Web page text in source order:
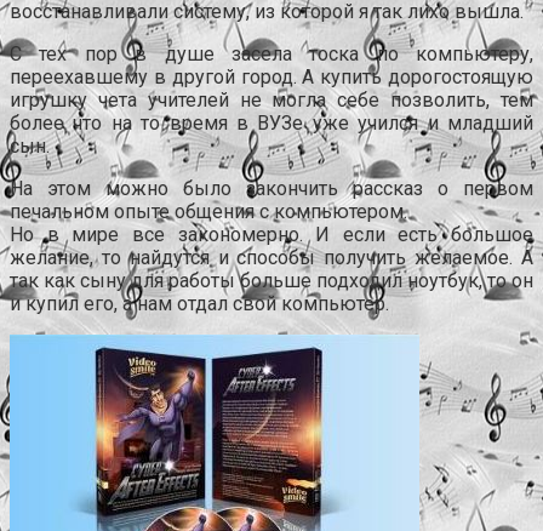
восстанавливали систему, из которой я так лихо вышла.
С тех пор в душе засела тоска по компьютеру,
переехавшему в другой город. А купить дорогостоящую
игрушку чета учителей не могла себе позволить, тем
более что на то время в ВУЗе уже учился и младший
сын.
На этом можно было закончить рассказ о первом
печальном опыте общения с компьютером.
Но в мире все закономерно. И если есть большое
желание, то найдутся и способы получить желаемое. А
так как сыну для работы больше подходил ноутбук, то он
и купил его, а нам отдал свой компьютер.